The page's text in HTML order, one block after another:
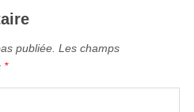
publiée. Les champs
*